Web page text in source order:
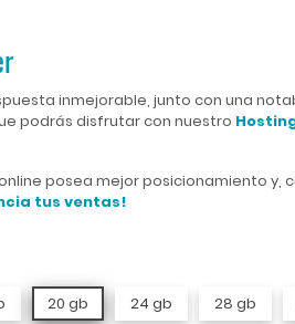
inmejorable, junto con una
podrás disfrutar con nuestro
posea mejor posicionamiento y,
tus ventas!
20 gb 24 gb 28 gb